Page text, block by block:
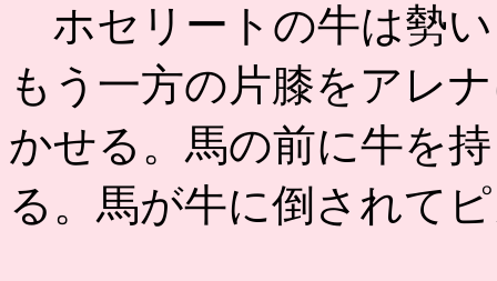
ホセリートの牛は勢
もう一方の片膝をアレ
かせる。馬の前に牛を
る。馬が牛に倒されて